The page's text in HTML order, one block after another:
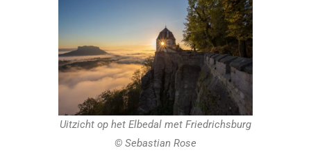
Uitzicht op het Elbedal met Friedrichsburg
© Sebastian Rose